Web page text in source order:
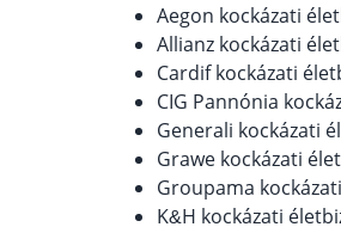
Aegon kockázati
Allianz kockázati
Cardif kockázati
CIG Pannónia
Generali kockázati
Grawe kockázati
Groupama
K&H kockázati